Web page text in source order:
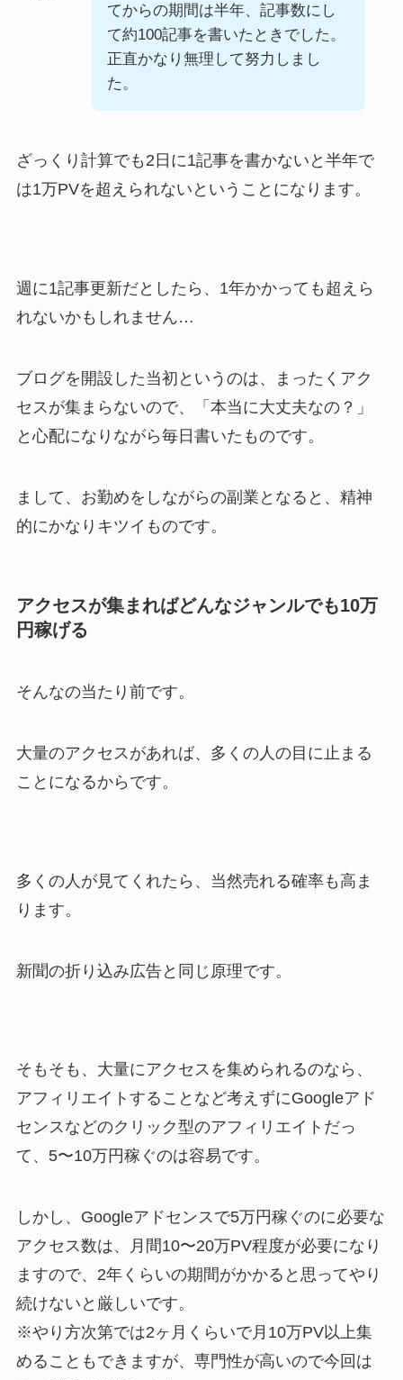
てからの期間は半年、記事数にし
て約100記事を書いたときでした。
正直かなり無理して努力しまし
た。
ざっくり計算でも2日に1記事を書かないと半年で
は1万PVを超えられないということになります。
週に1記事更新だとしたら、1年かかっても超えら
れないかもしれません…
ブログを開設した当初というのは、まったくアク
セスが集まらないので、「本当に大丈夫なの？」
と心配になりながら毎日書いたものです。
まして、お勤めをしながらの副業となると、精神
的にかなりキツイものです。
アクセスが集まればどんなジャンルでも10万
円稼げる
そんなの当たり前です。
大量のアクセスがあれば、多くの人の目に止まる
ことになるからです。
多くの人が見てくれたら、当然売れる確率も高ま
ります。
新聞の折り込み広告と同じ原理です。
そもそも、大量にアクセスを集められるのなら、
アフィリエイトすることなど考えずにGoogleアド
センスなどのクリック型のアフィリエイトだっ
て、5〜10万円稼ぐのは容易です。
しかし、Googleアドセンスで5万円稼ぐのに必要な
アクセス数は、月間10〜20万PV程度が必要になり
ますので、2年くらいの期間がかかると思ってやり
続けないと厳しいです。
※やり方次第では2ヶ月くらいで月10万PV以上集
めることもできますが、専門性が高いので今回は